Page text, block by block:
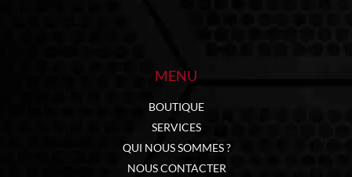
MENU
BOUTIQUE
SERVICES
QUI NOUS SOMMES ?
NOUS CONTACTER